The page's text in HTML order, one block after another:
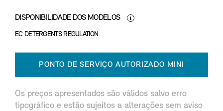
DISPONIBILIDADE DOS MODELOS
EC DETERGENTS REGULATION
PONTO DE SERVIÇO AUTORIZADO MINI
Os preços apresentados são válidos salvo erro
tipográfico e estão sujeitos a alterações sem aviso